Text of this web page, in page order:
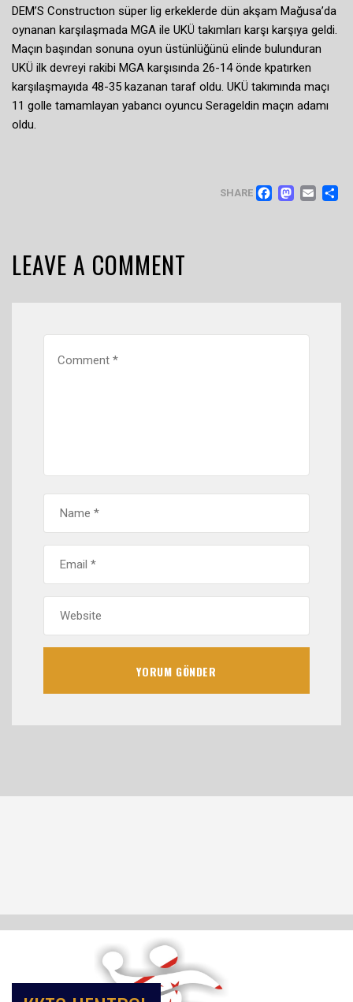
DEM’S Constructıon süper lig erkeklerde dün akşam Mağusa’da
oynanan karşılaşmada MGA ile UKÜ takımları karşı karşıya geldi.
Maçın başından sonuna oyun üstünlüğünü elinde bulunduran
UKÜ ilk devreyi rakibi MGA karşısında 26-14 önde kpatırken
karşılaşmayıda 48-35 kazanan taraf oldu. UKÜ takımında maçı
11 golle tamamlayan yabancı oyuncu Serageldin maçın adamı
oldu.
SHARE
LEAVE A COMMENT